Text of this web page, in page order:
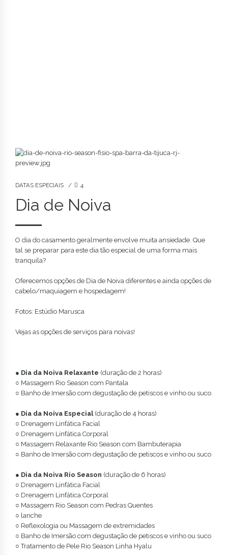
DATAS ESPECIAIS 4
Dia de Noiva
O dia do casamento geralmente envolve muita ansiedade. Que
tal se preparar para este dia tão especial de uma forma mais
tranquila?
Oferecemos opções de Dia de Noiva diferentes e ainda opções de
cabelo/maquiagem e hospedagem!
Fotos: Estúdio Marusca
Vejas as opções de serviços para noivas!
● Dia da Noiva Relaxante (duração de 2 horas)
○ Massagem Rio Season com Pantala
○ Banho de Imersão com degustação de petiscos e vinho ou suco
● Dia da Noiva Especial (duração de 4 horas)
○ Drenagem Linfática Facial
○ Drenagem Linfática Corporal
○ Massagem Relaxante Rio Season com Bambuterapia
○ Banho de Imersão com degustação de petiscos e vinho ou suco
● Dia da Noiva Rio Season (duração de 6 horas)
○ Drenagem Linfática Facial
○ Drenagem Linfática Corporal
○ Massagem Rio Season com Pedras Quentes
○ lanche
○ Reflexologia ou Massagem de extremidades
○ Banho de Imersão com degustação de petiscos e vinho ou suco
○ Tratamento de Pele Rio Season Linha Hyalu